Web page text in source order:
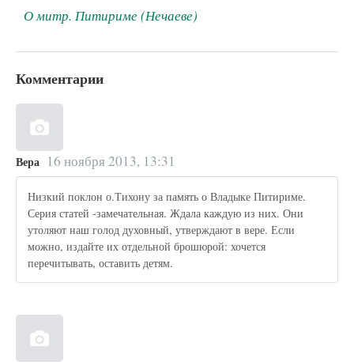
О митр. Питириме (Нечаеве)
Комментарии
Вера 16 ноября 2013, 13:31
Низкий поклон о.Тихону за память о Владыке Питириме.
Серия статей -замечательная. Ждала каждую из них. Они
утоляют наш голод духовный, утверждают в вере. Если
можно, издайте их отдельной брошюрой: хочется
перечитывать, оставить детям.